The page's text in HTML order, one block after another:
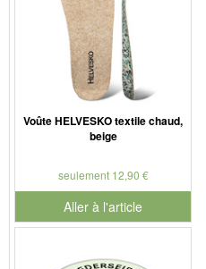
Voûte HELVESKO textile chaud,
beige
seulement 12,90 €
Aller à l'article